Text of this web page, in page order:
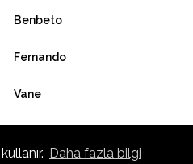
Daha fazla bilgi
Benbeto
Fernando
Vane